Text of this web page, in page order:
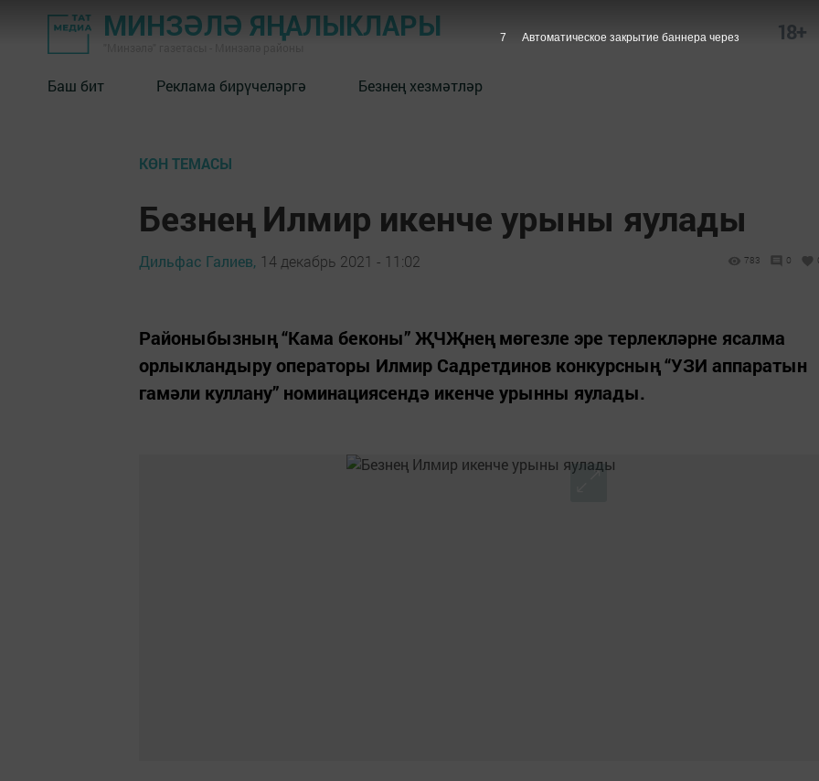
МИНЗӘЛӘ ЯҢАЛЫКЛАРЫ 18+
Баш бит Реклама бирүчеләргә Безнең хезмәтләр
КӨН ТЕМАСЫ
Безнең Илмир икенче урыны яулады
Дильфас Галиев, 14 декабрь 2021 - 11:02 783 0
Районыбызның “Кама беконы” ҖЧҖнең мөгезле эре терлекләрне ясалма
орлыкландыру операторы Илмир Садретдинов конкурсның “УЗИ аппаратын
гамәли куллану” номинациясендә икенче урынны яулады.
6 Автоматическое закрытие баннера через